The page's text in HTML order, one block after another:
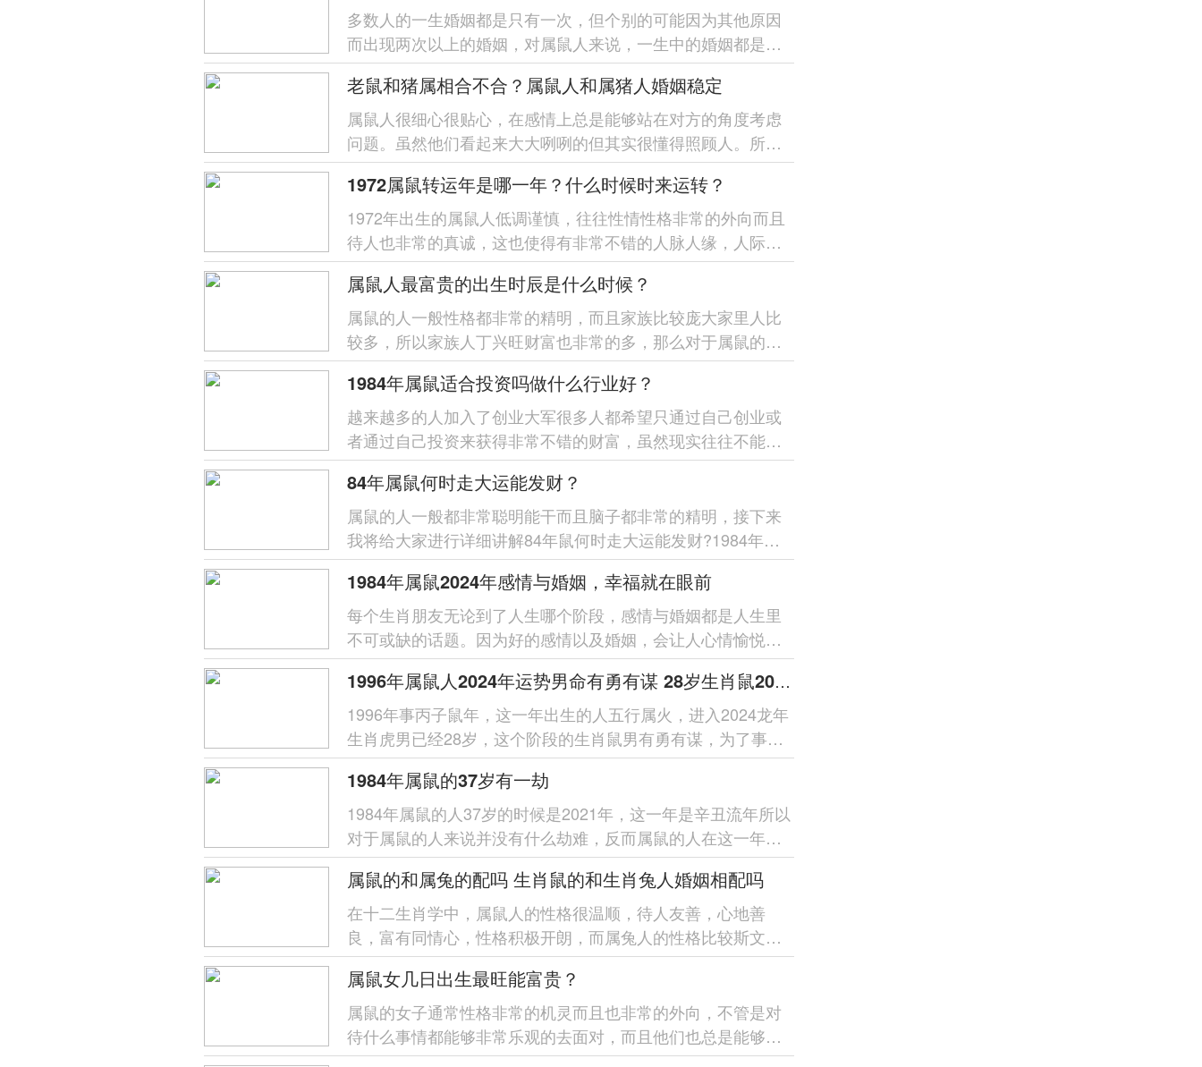
多数人的一生婚姻都是只有一次，但个别的可能因为其他原因
而出现两次以上的婚姻，对属鼠人来说，一生中的婚姻都是有
多少次，在第二次的婚姻能不能幸...
老鼠和猪属相合不合？属鼠人和属猪人婚姻稳定
属鼠人很细心很贴心，在感情上总是能够站在对方的角度考虑
问题。虽然他们看起来大大咧咧的但其实很懂得照顾人。所以
跟属鼠人在一起的时候通常...
1972属鼠转运年是哪一年？什么时候时来运转？
1972年出生的属鼠人低调谨慎，往往性情性格非常的外向而且
待人也非常的真诚，这也使得有非常不错的人脉人缘，人际交
往运势比较旺，自然财运和事业运...
属鼠人最富贵的出生时辰是什么时候？
属鼠的人一般性格都非常的精明，而且家族比较庞大家里人比
较多，所以家族人丁兴旺财富也非常的多，那么对于属鼠的人
来说，属鼠人最富贵的出生时辰是...
1984年属鼠适合投资吗做什么行业好？
越来越多的人加入了创业大军很多人都希望只通过自己创业或
者通过自己投资来获得非常不错的财富，虽然现实往往不能如
人所愿但是也有成功的案例...
84年属鼠何时走大运能发财？
属鼠的人一般都非常聪明能干而且脑子都非常的精明，接下来
我将给大家进行详细讲解84年鼠何时走大运能发财?1984年属
鼠的人牛年行大运对于84年...
1984年属鼠2024年感情与婚姻，幸福就在眼前
每个生肖朋友无论到了人生哪个阶段，感情与婚姻都是人生里
不可或缺的话题。因为好的感情以及婚姻，会让人心情愉悦，
充满力量，对生活和未来有更多的...
1996年属鼠人2024年运势男命有勇有谋 28岁生肖鼠2024年每月运势男性
1996年事丙子鼠年，这一年出生的人五行属火，进入2024龙年
生肖虎男已经28岁，这个阶段的生肖鼠男有勇有谋，为了事业
努力拼搏，事成家立业最好的时期。...
1984年属鼠的37岁有一劫
1984年属鼠的人37岁的时候是2021年，这一年是辛丑流年所以
对于属鼠的人来说并没有什么劫难，反而属鼠的人在这一年运
气都特别的好，属鼠的人不仅在...
属鼠的和属兔的配吗 生肖鼠的和生肖兔人婚姻相配吗
在十二生肖学中，属鼠人的性格很温顺，待人友善，心地善
良，富有同情心，性格积极开朗，而属兔人的性格比较斯文文
静，喜欢安静，不善于交际，但是也不会和人发...
属鼠女几日出生最旺能富贵？
​属鼠的女子通常性格非常的机灵而且也非常的外向，不管是对
待什么事情都能够非常乐观的去面对，而且他们也总是能够有
非常不错的个人头脑，那么属...